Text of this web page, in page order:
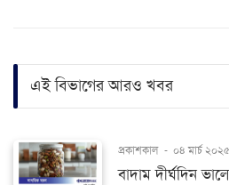
এই বিভাগের আরও খবর
প্রকাশকাল - ০৪ মার্চ ২০২৫
বাদাম দীর্ঘদিন